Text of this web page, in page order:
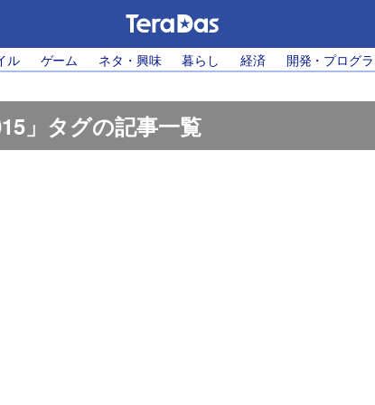
ル ゲーム ネタ・興味 暮らし 経済 開発・プログ
」タグの記事一覧